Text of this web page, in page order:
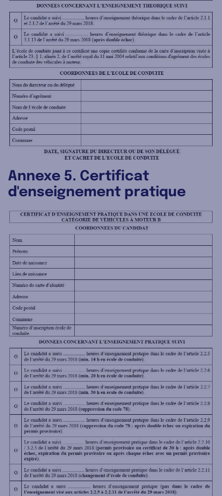
Annexe 5. Certificat
d'enseignement pratique